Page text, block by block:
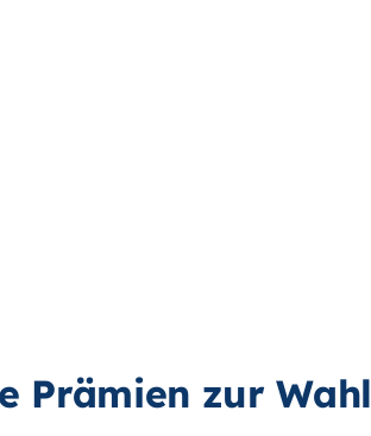
Prämien zur Wahl